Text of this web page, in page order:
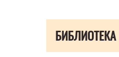
БИБЛИОТЕКА